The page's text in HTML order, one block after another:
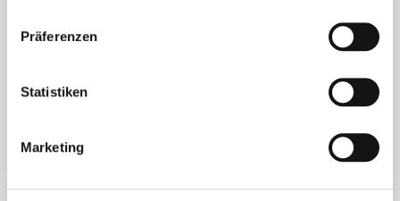
Präferenzen
Statistiken
MarketingWelche Bewegungen müssen sofort im